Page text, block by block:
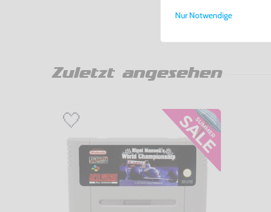
Zuletzt angesehen
Nur Notwendige